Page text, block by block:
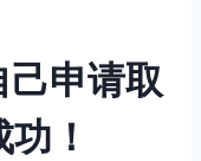
申请取
！